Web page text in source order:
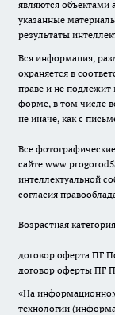
являются объектами
указанные
результаты
Вся информация,
охраняется в
праве и не
форме, в том числе
не иначе, как с
Все
сайте
интеллектуальной
согласия
Возрастная
договор оферта ПГ
договор оферты ПГ
«На
технологии